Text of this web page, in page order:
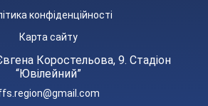
конфіденційності
Карта сайту
Коростельова, 9. Стадіон
“Ювілейний”